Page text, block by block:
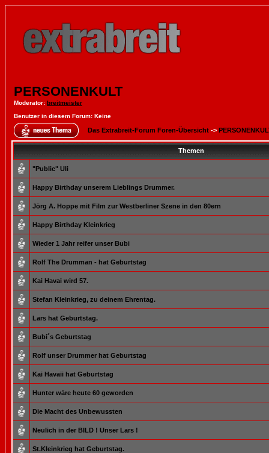
PERSONENKULT
Moderator: breitmeister
Benutzer in diesem Forum: Keine
Das Extrabreit-Forum Foren-Übersicht ->
Themen
"Public" Uli
Happy Birthday unserem Lieblings Drummer.
Jörg A. Hoppe mit Film zur Westberliner Szene in den 80ern
Happy Birthday Kleinkrieg
Wieder 1 Jahr reifer unser Bubi
Rolf The Drumman - hat Geburtstag
Kai Havai wird 57.
Stefan Kleinkrieg, zu deinem Ehrentag.
Lars hat Geburtstag.
Bubi´s Geburtstag
Rolf unser Drummer hat Geburtstag
Kai Havaii hat Geburtstag
Hunter wäre heute 60 geworden
Die Macht des Unbewussten
Neulich in der BILD ! Unser Lars !
St.Kleinkrieg hat Geburtstag.